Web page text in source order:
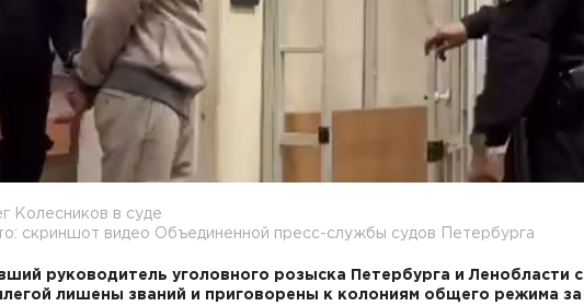
Колесников в суде
скриншот видео Объединенной пресс-службы судов Петербурга
руководитель уголовного розыска Петербурга и Ленобласти с
лишены званий и приговорены к колониям общего режима за